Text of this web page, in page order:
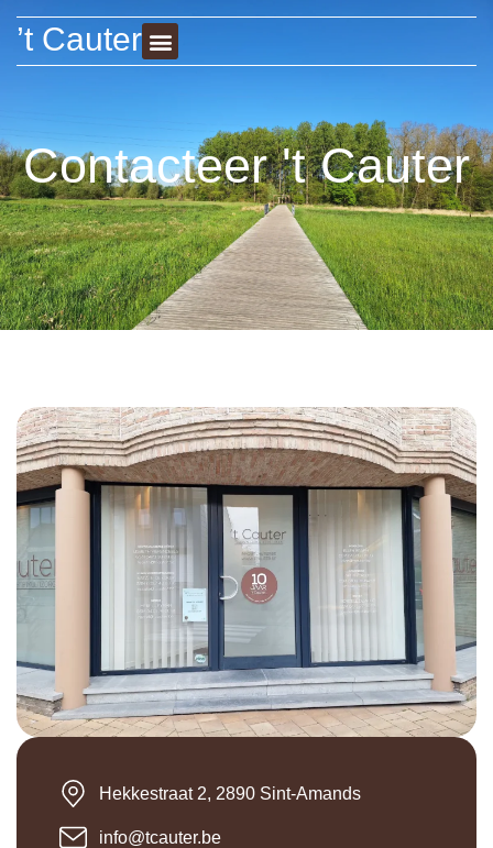
’t Cauter
Contacteer 't Cauter
Hekkestraat 2, 2890 Sint-Amands
info@tcauter.be